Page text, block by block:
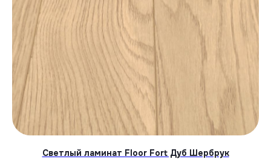
Светлый ламинат Floor Fort Дуб Шербрук